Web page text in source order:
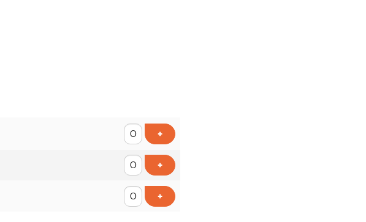
+Voeg ticket toe
+Voeg ticket toe
+Voeg ticket toe